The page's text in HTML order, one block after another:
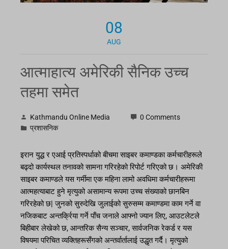
08
AUG
आत्माहात्य अमेरिकी सैनिक उच्च
तहमा समेत
Kathmandu Online Media
0 Comments
प्रशासनिक
इरान युद्ध र एआई प्रतिस्पर्धाको बीचमा साइबर कमाण्डका कर्मचारीहरूले
बढ्दो कार्यस्थल तनावको सामना गरिरहेको रिपोर्ट गरिएको छ। अमेरिकी
साइबर कमाण्डले यस गर्मीमा एक महिना लामो अवधिमा कर्मचारीहरूमा
आत्महत्याबाट हुने मृत्युको असामान्य रूपमा उच्च संख्याको छानबिन
गरिरहेको छ| जुनको सुरुदेखि जुलाईको सुरुसम्म कमाण्डमा काम गर्ने वा
नजिकबाट अन्तर्क्रिया गर्ने पाँच जनाले आफ्नो ज्यान लिए, आउटलेटले
बिहीबार लेखेको छ, आन्तरिक सैन्य सञ्चार, सार्वजनिक रेकर्ड र यस
विषयमा परिचित व्यक्तिहरूसँगको अन्तर्वार्तालाई उद्धृत गर्दै। मृत्युको